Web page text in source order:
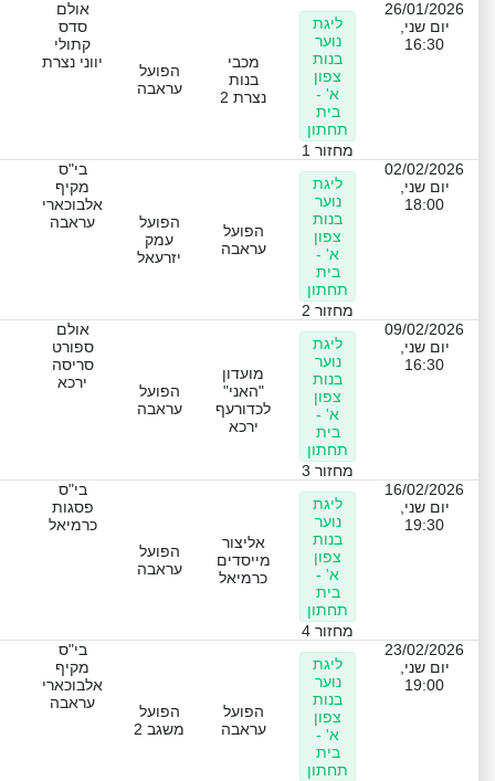
26/01/2026
יום שני,
16:30
ליגת
נוער
בנות
צפון
א' -
בית
תחתון
מחזור 1
מכבי
בנות
נצרת 2
הפועל
עראבה
אולם
סדס
קתולי
יווני נצרת
02/02/2026
יום שני,
18:00
ליגת
נוער
בנות
צפון
א' -
בית
תחתון
מחזור 2
הפועל
עראבה
הפועל
עמק
יזרעאל
בי"ס
מקיף
אלבוכארי
עראבה
09/02/2026
יום שני,
16:30
ליגת
נוער
בנות
צפון
א' -
בית
תחתון
מחזור 3
מועדון
"האני"
לכדורעף
ירכא
הפועל
עראבה
אולם
ספורט
סריסה
ירכא
16/02/2026
יום שני,
19:30
ליגת
נוער
בנות
צפון
א' -
בית
תחתון
מחזור 4
אליצור
מייסדים
כרמיאל
הפועל
עראבה
בי"ס
פסגות
כרמיאל
23/02/2026
יום שני,
19:00
ליגת
נוער
בנות
צפון
א' -
בית
תחתון
הפועל
עראבה
הפועל
משגב 2
בי"ס
מקיף
אלבוכארי
עראבה